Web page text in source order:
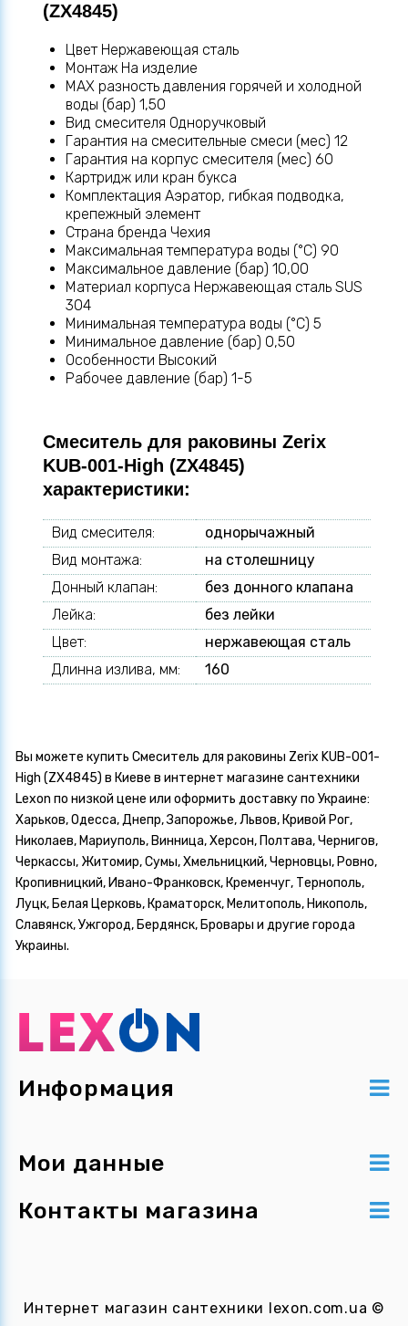
(ZX4845)
Цвет Нержавеющая сталь
Монтаж На изделие
MAX разность давления горячей и холодной
воды (бар) 1,50
Вид смесителя Одноручковый
Гарантия на смесительные смеси (мес) 12
Гарантия на корпус смесителя (мес) 60
Картридж или кран букса
Комплектация Аэратор, гибкая подводка,
крепежный элемент
Страна бренда Чехия
Максимальная температура воды (°C) 90
Максимальное давление (бар) 10,00
Материал корпуса Нержавеющая сталь SUS
304
Минимальная температура воды (°C) 5
Минимальное давление (бар) 0,50
Особенности Высокий
Рабочее давление (бар) 1-5
Смеситель для раковины Zerix
KUB-001-High (ZX4845)
характеристики:
Вид смесителя:
однорычажный
Вид монтажа:
на столешницу
Донный клапан:
без донного клапана
Лейка:
без лейки
Цвет:
нержавеющая сталь
Длинна излива, мм:
160
Вы можете купить Смеситель для раковины Zerix KUB-001-
High (ZX4845) в Киеве в интернет магазине сантехники
Lexon по низкой цене или оформить доставку по Украине:
Харьков, Одесса, Днепр, Запорожье, Львов, Кривой Рог,
Николаев, Мариуполь, Винница, Херсон, Полтава, Чернигов,
Черкассы, Житомир, Сумы, Хмельницкий, Черновцы, Ровно,
Кропивницкий, Ивано-Франковск, Кременчуг, Тернополь,
Луцк, Белая Церковь, Краматорск, Мелитополь, Никополь,
Славянск, Ужгород, Бердянск, Бровары и другие города
Украины.
Информация
Мои данные
Контакты магазина
Интернет магазин сантехники lexon.com.ua ©